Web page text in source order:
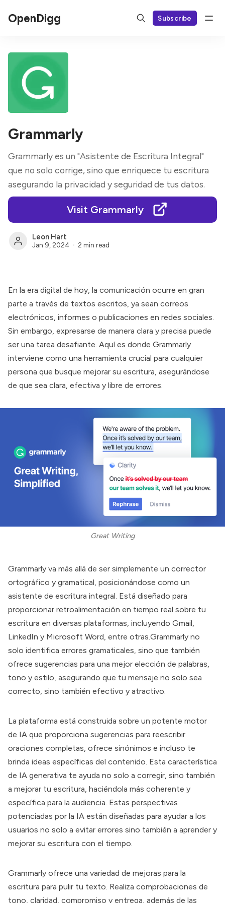
OpenDigg Subscribe
Grammarly
Grammarly es un "Asistente de Escritura Integral"
que no solo corrige, sino que enriquece tu escritura
asegurando la privacidad y seguridad de tus datos.
Visit Grammarly
Leon Hart
Jan 9, 2024 2 min read
En la era digital de hoy, la comunicación ocurre en gran
parte a través de textos escritos, ya sean correos
electrónicos, informes o publicaciones en redes sociales.
Sin embargo, expresarse de manera clara y precisa puede
ser una tarea desafiante. Aquí es donde Grammarly
interviene como una herramienta crucial para cualquier
persona que busque mejorar su escritura, asegurándose
de que sea clara, efectiva y libre de errores.
Great Writing
Grammarly va más allá de ser simplemente un corrector
ortográfico y gramatical, posicionándose como un
asistente de escritura integral. Está diseñado para
proporcionar retroalimentación en tiempo real sobre tu
escritura en diversas plataformas, incluyendo Gmail,
LinkedIn y Microsoft Word, entre otras. Grammarly no
solo identifica errores gramaticales, sino que también
ofrece sugerencias para una mejor elección de palabras,
tono y estilo, asegurando que tu mensaje no solo sea
correcto, sino también efectivo y atractivo.
La plataforma está construida sobre un potente motor
de IA que proporciona sugerencias para reescribir
oraciones completas, ofrece sinónimos e incluso te
brinda ideas específicas del contenido. Esta característica
de IA generativa te ayuda no solo a corregir, sino también
a mejorar tu escritura, haciéndola más coherente y
específica para la audiencia. Estas perspectivas
potenciadas por la IA están diseñadas para ayudar a los
usuarios no solo a evitar errores sino también a aprender y
mejorar su escritura con el tiempo.
Grammarly ofrece una variedad de mejoras para la
escritura para pulir tu texto. Realiza comprobaciones de
tono, claridad, compromiso y entrega, además de las